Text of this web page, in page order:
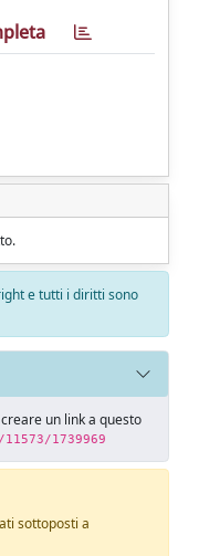
e tutti i diritti sono
un link a questo
1739969
sottoposti a